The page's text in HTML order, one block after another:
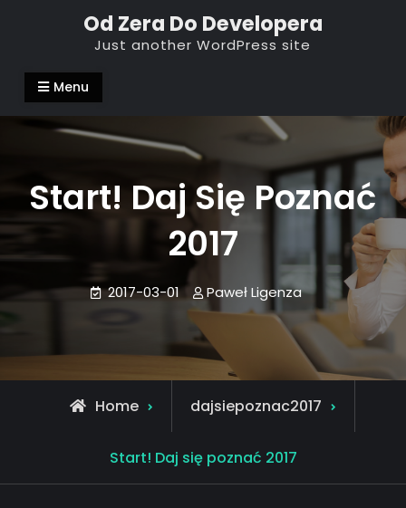
Od Zera Do Developera
Just another WordPress site
Menu
Start! Daj Się Poznać
2017
2017-03-01 Paweł Ligenza
Home dajsiepoznac2017
Start! Daj się poznać 2017